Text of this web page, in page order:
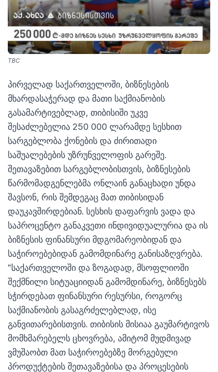
TBC
პირველად საქართველოში, ბიზნესების
მხარდასაჭერად და მათი საქმიანობის
გასამარტივებლად, თიბისიში უკვე
შესაძლებელია 250 000 ლარამდე სესხით
სარგებლობა ქონების და ძირითადი
საშუალებების უზრუნველოფის გარეშე.
შეთავაზებით სარგებლობისთვის, ბიზნესების
წარმომადგენლებმა ონლაინ განაცხადი უნდა
შავსონ, რის შემდეგაც მათ თიბისიდან
დაუკავშირდებიან. სესხის დაფარვის ვადა და
საპროცენტო განაკვეთი ინდივიდუალურია და ის
ბიზნესის ფინანსური მდგომარეობიდან და
საჭიროებებიდან გამომდინარე განისაზღვრება.
"საქართველოში და ზოგადად, მსოფლიოში
შექმნილი სიტუაციიდან გამომდინარე, ბიზნესებს
სჭირდებათ ფინანსური რესურსი, როგორც
საქმიანობის გასაგრძელებლად, ისე
განვითარებისთვის. თიბისის მისიაა გაუმარტივოს
მომხმარებელს ცხოვრება, ამიტომ მუდმივად
ვმუშაობთ მათ საჭიროებებზე მორგებული
პროდუქტების შეთავაზებისა და პროცესების